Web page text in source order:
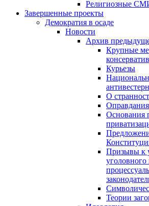
Религиозные
Завершенные проекты
Демократия в осаде
Новости
Архив
Крупные
Курьезы
О
Основания
Призывы к
Теории